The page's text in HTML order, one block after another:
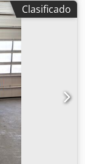
mm, longitud
trasero:
de serie:
Clasificado